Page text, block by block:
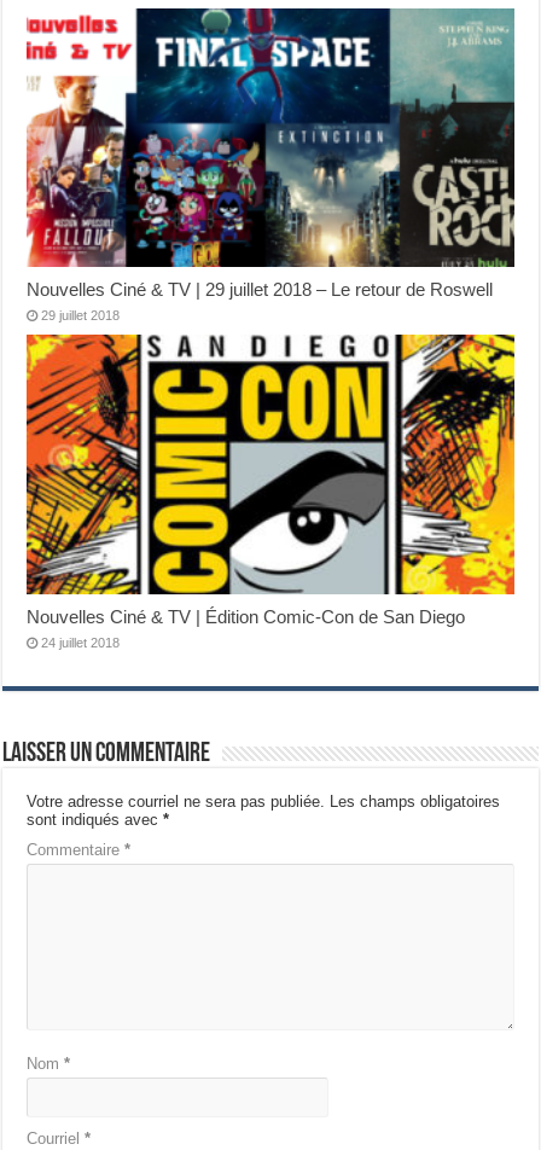
Nouvelles Ciné & TV | 29 juillet 2018 – Le retour de Roswell
29 juillet 2018
Nouvelles Ciné & TV | Édition Comic-Con de San Diego
24 juillet 2018
Laisser un commentaire
Votre adresse courriel ne sera pas publiée. Les champs obligatoires
sont indiqués avec*
Commentaire*
Nom*
Courriel*